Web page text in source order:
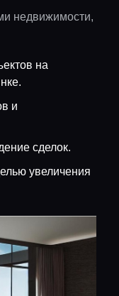
недвижимости,
на
и
сделок.
увеличения